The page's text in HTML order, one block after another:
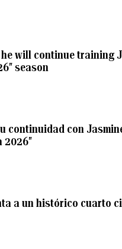
will continue training
season
continuidad con
2026″
a un histórico cuarto